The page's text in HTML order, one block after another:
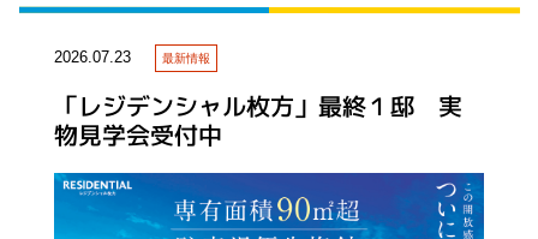
2026.07.23 最新情報
「レジデンシャル枚方」最終１邸 実
物見学会受付中